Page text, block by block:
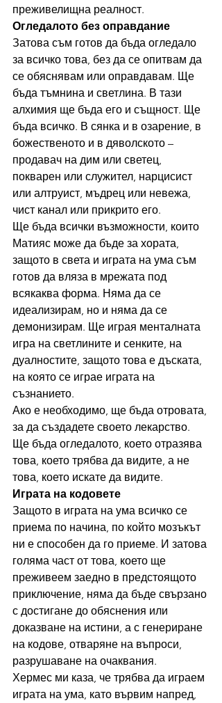
преживелищна реалност.
Огледалото без оправдание
Затова съм готов да бъда огледало
за всичко това, без да се опитвам да
се обяснявам или оправдавам. Ще
бъда тъмнина и светлина. В тази
алхимия ще бъда его и същност. Ще
бъда всичко. В сянка и в озарение, в
божественото и в дяволското –
продавач на дим или светец,
покварен или служител, нарцисист
или алтруист, мъдрец или невежа,
чист канал или прикрито его.
Ще бъда всички възможности, които
Матияс може да бъде за хората,
защото в света и играта на ума съм
готов да вляза в мрежата под
всякаква форма. Няма да се
идеализирам, но и няма да се
демонизирам. Ще играя менталната
игра на светлините и сенките, на
дуалностите, защото това е дъската,
на която се играе играта на
съзнанието.
Ако е необходимо, ще бъда отровата,
за да създадете своето лекарство.
Ще бъда огледалото, което отразява
това, което трябва да видите, а не
това, което искате да видите.
Играта на кодовете
Защото в играта на ума всичко се
приема по начина, по който мозъкът
ни е способен да го приеме. И затова
голяма част от това, което ще
преживеем заедно в предстоящото
приключение, няма да бъде свързано
с достигане до обяснения или
доказване на истини, а с генериране
на кодове, отваряне на въпроси,
разрушаване на очаквания.
Хермес ми каза, че трябва да играем
играта на ума, като вървим напред,